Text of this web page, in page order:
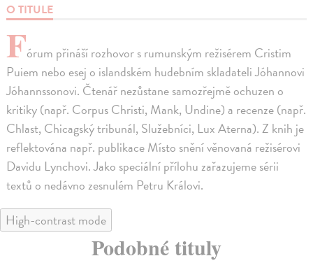
O TITULE
Fórum přináší rozhovor s rumunským režisérem Cristim
Puiem nebo esej o islandském hudebním skladateli Jóhannovi
Jóhannssonovi. Čtenář nezůstane samozřejmě ochuzen o
kritiky (např. Corpus Christi, Mank, Undine) a recenze (např.
Chlast, Chicagský tribunál, Služebníci, Lux Aterna). Z knih je
reflektována např. publikace Místo snění věnovaná režisérovi
Davidu Lynchovi. Jako speciální přílohu zařazujeme sérii
textů o nedávno zesnulém Petru Královi.
High-contrast mode
Podobné tituly